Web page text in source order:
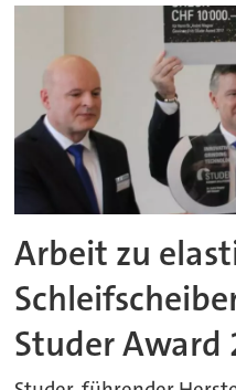
Arbeit zu
Studer Award